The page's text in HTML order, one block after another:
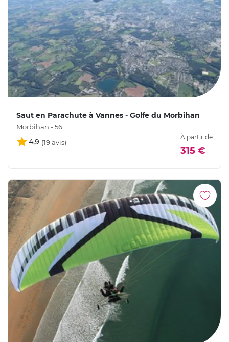
Saut en Parachute à Vannes - Golfe du Morbihan
Morbihan - 56
4,9
À partir de
315 €